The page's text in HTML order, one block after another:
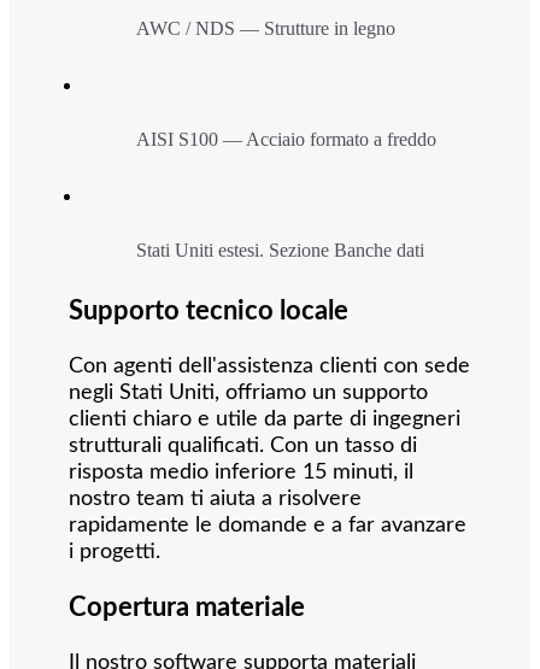
AWC / NDS — Strutture in legno
AISI S100 — Acciaio formato a freddo
Stati Uniti estesi. Sezione Banche dati
Supporto tecnico locale
Con agenti dell'assistenza clienti con sede
negli Stati Uniti, offriamo un supporto
clienti chiaro e utile da parte di ingegneri
strutturali qualificati. Con un tasso di
risposta medio inferiore 15 minuti, il
nostro team ti aiuta a risolvere
rapidamente le domande e a far avanzare
i progetti.
Copertura materiale
Il nostro software supporta materiali